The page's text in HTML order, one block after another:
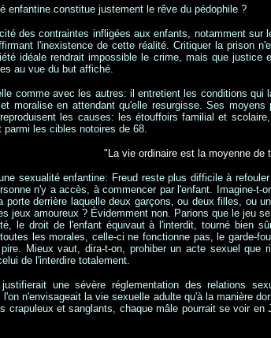
enfantine constitue justement le rêve du pédophile ?
des contraintes infligées aux enfants, notamment
l'inexistence de cette réalité. Critiquer la prison
idéale rendrait impossible le crime, mais que justice
au vue du but affiché.
comme avec les autres: il entretient les conditions
moralise en attendant qu'elle resurgisse. Ses moyens
les causes: les étouffoirs familial et
les cibles notoires de 68.
"La vie ordinaire est la moyenne de
sexualité enfantine: Freud reste plus difficile à
n'y a accès, à commencer par l'enfant. Imagine-t-
porte derrière laquelle deux garçons, ou deux filles, ou
jeux amoureux ? Évidemment non. Parions que le jeu
le droit de l'enfant équivaut à l'interdit, tourné bien
les morales, celle-ci ne fonctionne pas, le garde-
Mieux vaut, dira-t-on, prohiber un acte sexuel que
de l'interdire totalement.
une sévère réglementation des relations
n'envisageait la vie sexuelle adulte qu'à la manière
crapuleux et sanglants, chaque mâle pourrait se voir en